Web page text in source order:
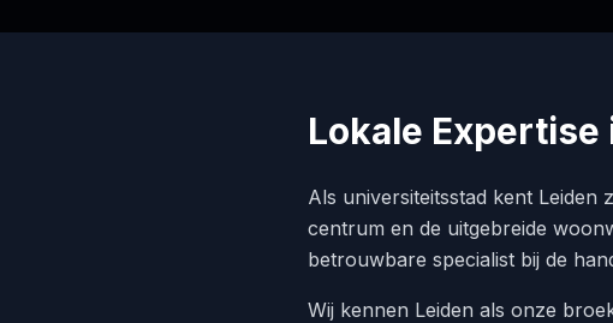
Lokale Expertise
Als universiteitsstad kent Leiden
centrum en de uitgebreide
betrouwbare specialist bij de
Wij kennen Leiden als onze